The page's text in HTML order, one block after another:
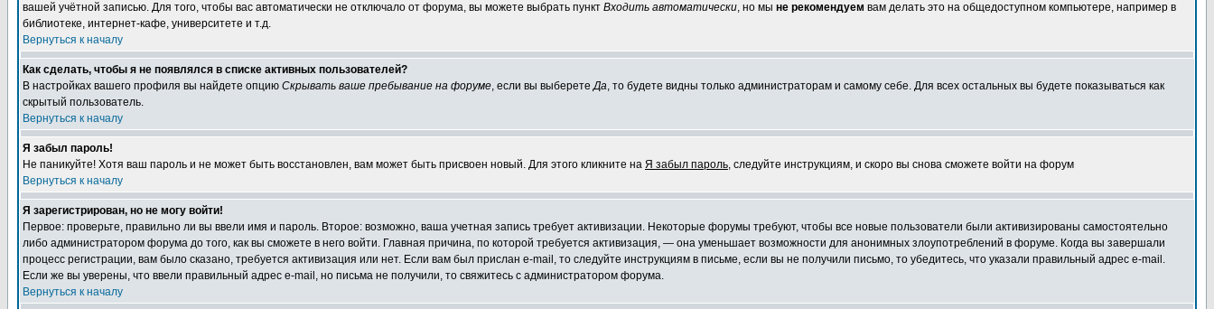
вашей учётной записью. Для того, чтобы вас автоматически не отключало от форума, вы можете выбрать пункт Входить автоматически, но мы не рекомендуем вам делать это на общедоступном компьютере, например в
библиотеке, интернет-кафе, университете и т.д.
Вернуться к началу
Как сделать, чтобы я не появлялся в списке активных пользователей?
В настройках вашего профиля вы найдете опцию Скрывать ваше пребывание на форуме, если вы выберетеДа, то будете видны только администраторам и самому себе. Для всех остальных вы будете показываться как
скрытый пользователь.
Вернуться к началу
Я забыл пароль!
Не паникуйте! Хотя ваш пароль и не может быть восстановлен, вам может быть присвоен новый. Для этого кликните на Я забыл пароль, следуйте инструкциям, и скоро вы снова сможете войти на форум
Вернуться к началу
Я зарегистрирован, но не могу войти!
Первое: проверьте, правильно ли вы ввели имя и пароль. Второе: возможно, ваша учетная запись требует активизации. Некоторые форумы требуют, чтобы все новые пользователи были активизированы самостоятельно
либо администратором форума до того, как вы сможете в него войти. Главная причина, по которой требуется активизация, — она уменьшает возможности для анонимных злоупотреблений в форуме. Когда вы завершали
процесс регистрации, вам было сказано, требуется активизация или нет. Если вам был прислан e-mail, то следуйте инструкциям в письме, если вы не получили письмо, то убедитесь, что указали правильный адрес e-mail.
Если же вы уверены, что ввели правильный адрес e-mail, но письма не получили, то свяжитесь с администратором форума.
Вернуться к началу